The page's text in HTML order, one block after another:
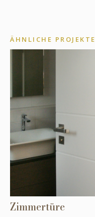
ÄHNLICHE PROJEKTE
Zimmertüre